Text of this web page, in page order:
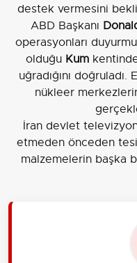
destek vermesini
ABD Başkanı
operasyonları
olduğu Kum
uğradığını doğruladı.
nükleer
İran devlet
etmeden önceden
malzemelerin başka